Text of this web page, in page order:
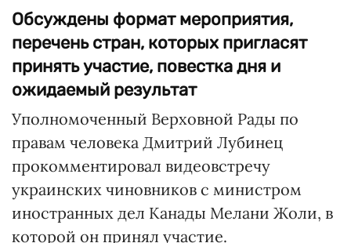
Обсуждены формат мероприятия,
перечень стран, которых пригласят
принять участие, повестка дня и
ожидаемый результат
Уполномоченный Верховной Рады по
правам человека Дмитрий Лубинец
прокомментировал видеовстречу
украинских чиновников с министром
иностранных дел Канады Мелани Жоли, в
которой он принял участие.